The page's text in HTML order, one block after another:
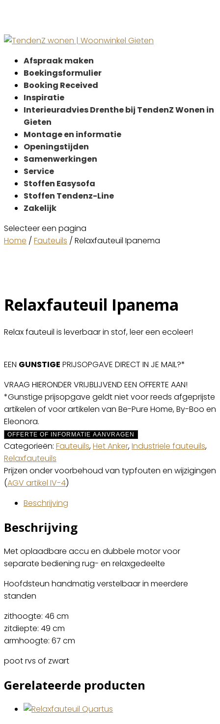
Afspraak maken
Boekingsformulier
Booking Received
Inspiratie
Interieuradvies Drenthe bij TendenZ Wonen in
Gieten
Montage en informatie
Openingstijden
Samenwerkingen
Service
Stoffen Easysofa
Stoffen Tendenz-Line
Zakelijk
Selecteer een pagina
Home / Fauteuils / Relaxfauteuil Ipanema
Relaxfauteuil Ipanema
Relax fauteuil is leverbaar in stof, leer een ecoleer!
EEN GUNSTIGE PRIJSOPGAVE DIRECT IN JE MAIL?*
VRAAG HIERONDER VRIJBLIJVEND EEN OFFERTE AAN!
*Gunstige prijsopgave geldt niet voor reeds afgeprijste
artikelen of voor artikelen van Be-Pure Home, By-Boo en
Eleonora.
OFFERTE OF INFORMATIE AANVRAGEN
Categorieën: Fauteuils,Het Anker,Industriele fauteuils,
Relaxfauteuils
Prijzen onder voorbehoud van typfouten en wijzigingen
(AGV artikel IV-4)
Beschrijving
Beschrijving
Met oplaadbare accu en dubbele motor voor
separate bediening rug- en relaxgedeelte
Hoofdsteun handmatig verstelbaar in meerdere
standen
zithoogte: 46 cm
zitdiepte: 49 cm
armhoogte: 67 cm
poot rvs of zwart
Gerelateerde producten